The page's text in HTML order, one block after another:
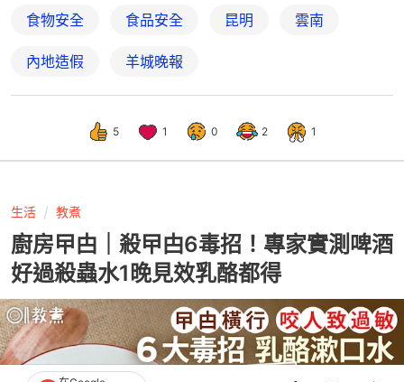
食物安全 食品安全 昆明 雲南
內地造假 羊城晚報
5 1 0 2 1
生活 教煮
廚房曱甴｜殺曱甴6毒招！專家實測啤酒
好過殺蟲水1晚見效乳酪都得